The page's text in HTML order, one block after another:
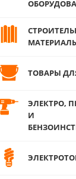
ТОВАРЫ
ЭЛЕКТРО,
И